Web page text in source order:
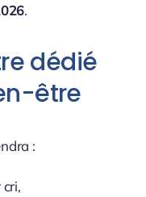
.
dédié
être
: